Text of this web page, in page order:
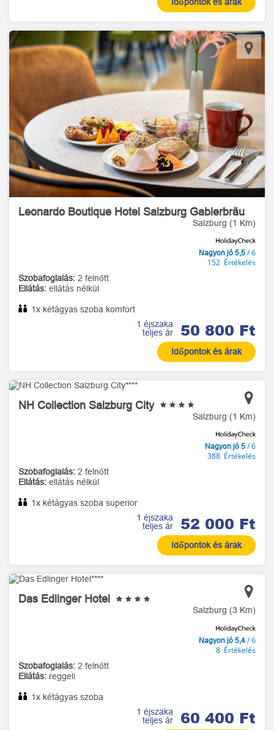
Leonardo Boutique Hotel Salzburg Gablerbräu
Salzburg (1 Km)
Nagyon jó 5,5 / 6
152 Értékelés
Szobafoglalás: 2 felnőtt
Ellátás: ellátás nélkül
1x kétágyas szoba komfort
1 éjszaka
teljes ár
50 800 Ft
Időpontok és árak
NH Collection Salzburg City
Salzburg (1 Km)
Nagyon jó 5 / 6
388 Értékelés
Szobafoglalás: 2 felnőtt
Ellátás: ellátás nélkül
1x kétágyas szoba superior
1 éjszaka
teljes ár
52 000 Ft
Időpontok és árak
Das Edlinger Hotel
Salzburg (3 Km)
Nagyon jó 5,4 / 6
8 Értékelés
Szobafoglalás: 2 felnőtt
Ellátás: reggeli
1x kétágyas szoba
1 éjszaka
teljes ár
60 400 Ft